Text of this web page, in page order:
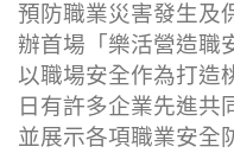
預防職業災害發生及
辦首場「樂活營造職
以職場安全作為打造
日有許多企業先進共
並展示各項職業安全